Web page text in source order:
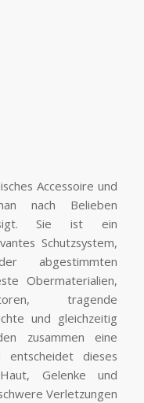
Accessoire und
nach Belieben
Sie ist ein
Schutzsystem,
abgestimmten
Obermaterialien,
tragende
und gleichzeitig
zusammen eine
entscheidet dieses
Gelenke und
Verletzungen